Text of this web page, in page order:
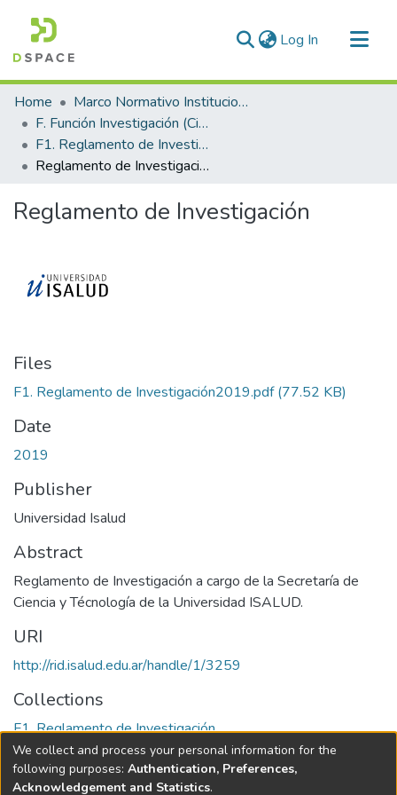
Log In (current)
Communities & Collections
All of DSpace
Statistics
Home
Marco Normativo Institucional
F. Función Investigación (Ciencia y Tecnología)
F1. Reglamento de Investigación
Reglamento de Investigación
Reglamento de Investigación
Files
F1. Reglamento de Investigación2019.pdf(77.52 KB)
Date
2019
Publisher
Universidad Isalud
Abstract
Reglamento de Investigación a cargo de la Secretaría de
Ciencia y Técnología de la Universidad ISALUD.
URI
http://rid.isalud.edu.ar/handle/1/3259
Collections
F1. Reglamento de Investigación
Full item page
We collect and process your personal information for the
following purposes: Authentication, Preferences,
Acknowledgement and Statistics.